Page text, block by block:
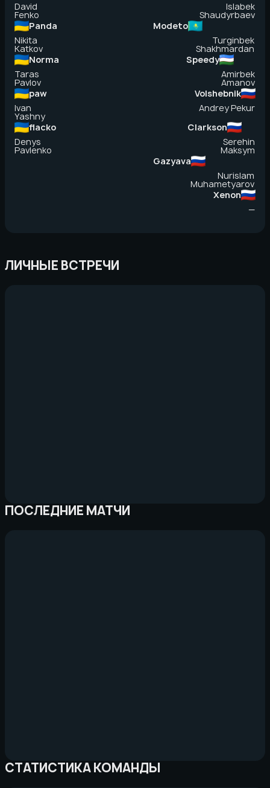
David
Fenko
Panda
Nikita
Katkov
Norma
Taras
Pavlov
paw
Ivan
Yashny
flacko
Denys
Pavlenko
Islabek
Shaudyrbaev
Modeto
Turginbek
Shakhmardan
Speedy
Amirbek
Amanov
Volshebnik
Andrey Pekur
Clarkson
Serehin
Maksym
Gazyava
Nurislam
Muhametyarov
Xenon
—
ЛИЧНЫЕ ВСТРЕЧИ
ПОСЛЕДНИЕ МАТЧИ
СТАТИСТИКА КОМАНДЫ